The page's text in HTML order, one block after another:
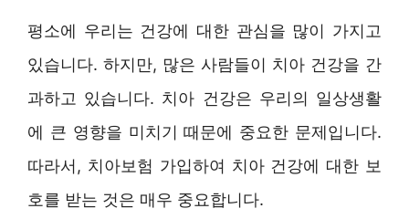
평소에 우리는 건강에 대한 관심을 많이 가지고
있습니다. 하지만, 많은 사람들이 치아 건강을 간
과하고 있습니다. 치아 건강은 우리의 일상생활
에 큰 영향을 미치기 때문에 중요한 문제입니다.
따라서, 치아보험 가입하여 치아 건강에 대한 보
호를 받는 것은 매우 중요합니다.